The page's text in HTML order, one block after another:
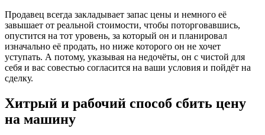
Продавец всегда закладывает запас цены и немного её
завышает от реальной стоимости, чтобы поторговавшись,
опустится на тот уровень, за который он и планировал
изначально её продать, но ниже которого он не хочет
уступать. А потому, указывая на недочёты, он с чистой для
себя и вас совестью согласится на ваши условия и пойдёт на
сделку.
Хитрый и рабочий способ сбить цену
на машину